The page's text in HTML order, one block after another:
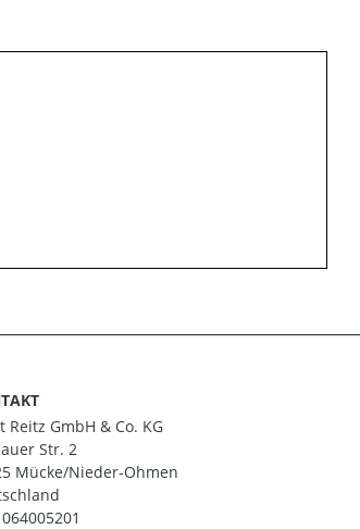
Reitz GmbH & Co. KG
Str. 2
Mücke/Nieder-Ohmen
064005201